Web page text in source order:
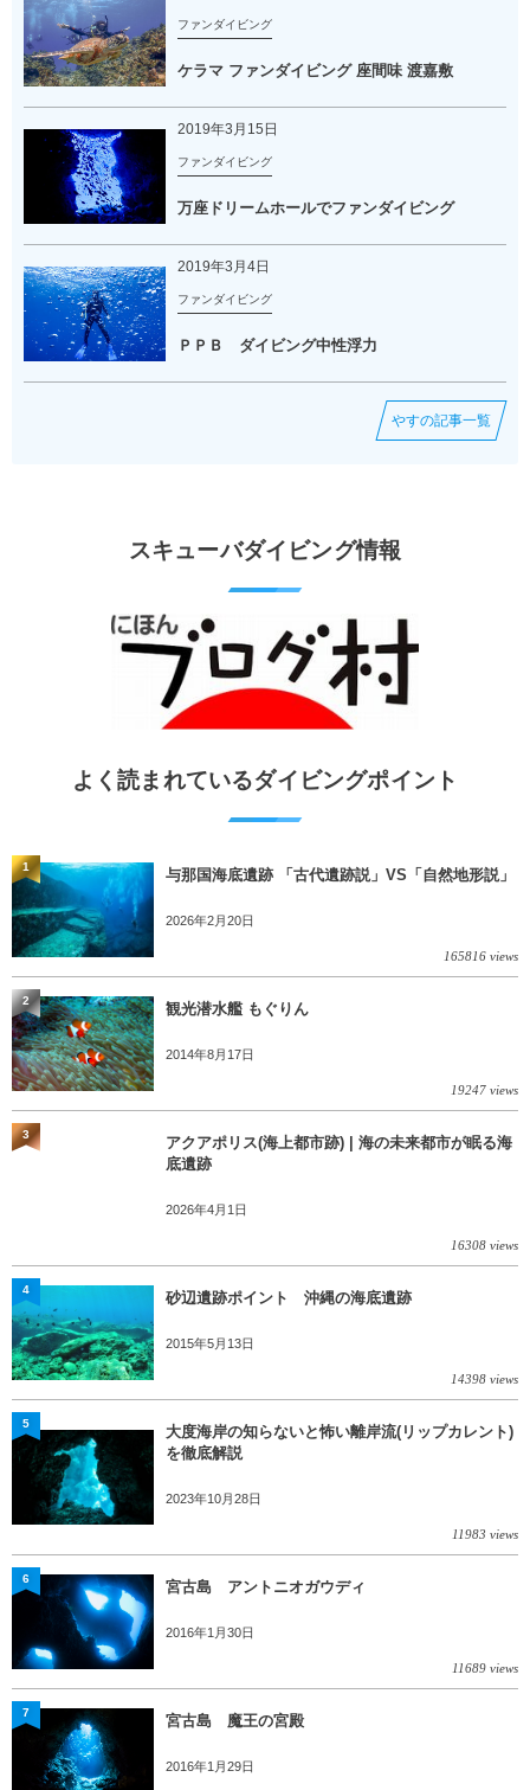
ファンダイビング
ケラマ ファンダイビング 座間味 渡嘉敷
2019年3月15日
ファンダイビング
万座ドリームホールでファンダイビング
2019年3月4日
ファンダイビング
ＰＰＢ ダイビング中性浮力
やすの記事一覧
スキューバダイビング情報
よく読まれているダイビングポイント
与那国海底遺跡 「古代遺跡説」VS「自然地形説」
2026年2月20日
165816 views
1
観光潜水艦 もぐりん
2014年8月17日
19247 views
2
アクアポリス(海上都市跡) | 海の未来都市が眠る海
底遺跡
2026年4月1日
16308 views
3
砂辺遺跡ポイント 沖縄の海底遺跡
2015年5月13日
14398 views
4
大度海岸の知らないと怖い離岸流(リップカレント)
を徹底解説
2023年10月28日
11983 views
5
宮古島 アントニオガウディ
2016年1月30日
11689 views
6
宮古島 魔王の宮殿
2016年1月29日
7